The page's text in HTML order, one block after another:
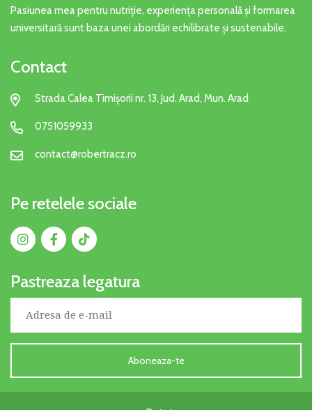
Pasiunea mea pentru nutriție, experiența personală și formarea
universitară sunt baza unei abordări echilibrate și sustenabile.
Contact
Strada Calea Timișorii nr. 13, Jud. Arad, Mun. Arad
0751059933
contact@robertracz.ro
Pe retelele sociale
Pastreaza legatura
Aboneaza-te